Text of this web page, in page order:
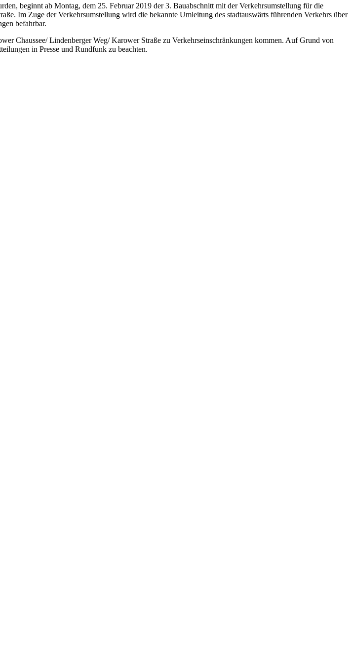
beginnt ab Montag, dem 25. Februar 2019 der 3. Bauabschnitt mit der Verkehrsumstellung für die
Im Zuge der Verkehrsumstellung wird die bekannte Umleitung des stadtauswärts führenden Verkehrs über
befahrbar.
Chaussee/ Lindenberger Weg/ Karower Straße zu Verkehrseinschränkungen kommen. Auf Grund von
in Presse und Rundfunk zu beachten.